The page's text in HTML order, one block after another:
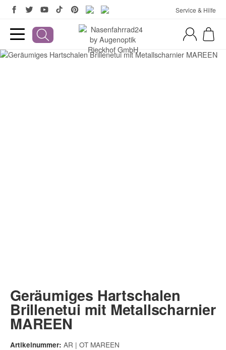
Service & Hilfe
Geräumiges Hartschalen
Brillenetui mit Metallscharnier
MAREEN
Artikelnummer: AR | OT MAREEN